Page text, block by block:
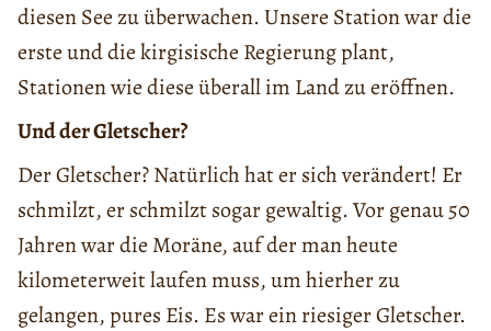
diesen See zu überwachen. Unsere Station war die
erste und die kirgisische Regierung plant,
Stationen wie diese überall im Land zu eröffnen.
Und der Gletscher?
Der Gletscher? Natürlich hat er sich verändert! Er
schmilzt, er schmilzt sogar gewaltig. Vor genau 50
Jahren war die Moräne, auf der man heute
kilometerweit laufen muss, um hierher zu
gelangen, pures Eis. Es war ein riesiger Gletscher.